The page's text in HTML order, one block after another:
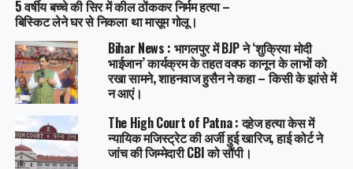
5 वर्षीय बच्चे की सिर में कील ठोंककर निर्मम हत्या –
बिस्किट लेने घर से निकला था मासूम गोलू।
Bihar News : भागलपुर में BJP ने ‘शुक्रिया मोदी
भाईजान’ कार्यक्रम के तहत वक्फ कानून के लाभों को
रखा सामने, शाहनवाज हुसैन ने कहा – किसी के झांसे में
न आएं।
The High Court of Patna : दहेज हत्या केस में
न्यायिक मजिस्ट्रेट की अर्जी हुई खारिज, हाई कोर्ट ने
जांच की जिम्मेदारी CBI को सौंपी।